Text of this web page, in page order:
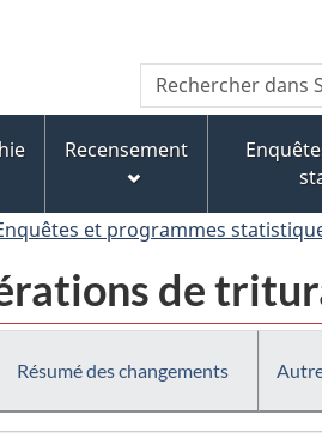
au
contenu
principal
« À
propos
de
ce
version
HTML
simplifiée
Recherche
Rechercher
dans
Canada
Recensement
et programmes
de
Résumé des changements